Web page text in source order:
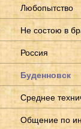
Любопытство
Не состою в
Россия
Буденновск
Среднее
Общение по